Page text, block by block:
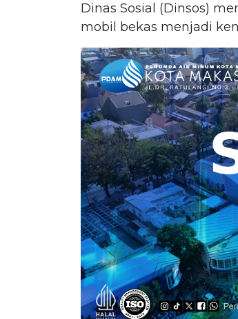
Dinas Sosial (Dinsos)
mobil bekas menjadi